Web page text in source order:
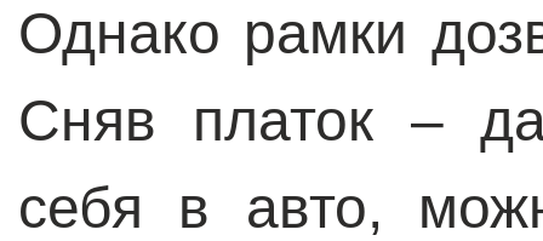
Однако рамки
Сняв платок –
себя в авто,